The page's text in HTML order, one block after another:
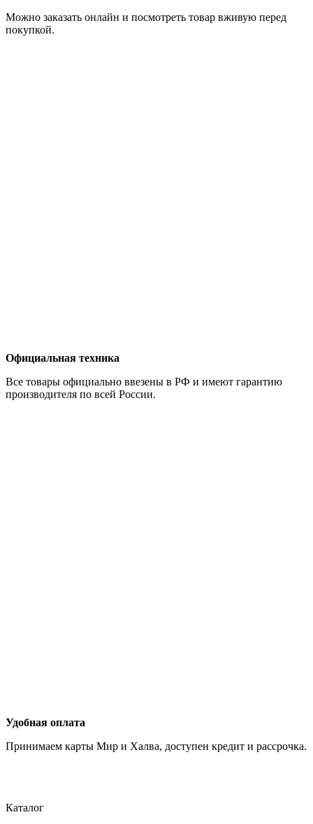
Можно заказать онлайн и посмотреть товар вживую перед
покупкой.
Официальная техника
Все товары официально ввезены в РФ и имеют гарантию
производителя по всей России.
Удобная оплата
Принимаем карты Мир и Халва, доступен кредит и рассрочка.
Каталог